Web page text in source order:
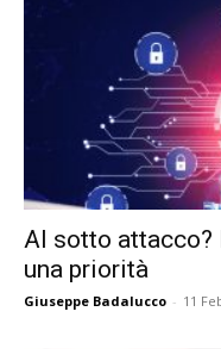
AI sotto attacco?
una priorità
Giuseppe Badalucco - 11